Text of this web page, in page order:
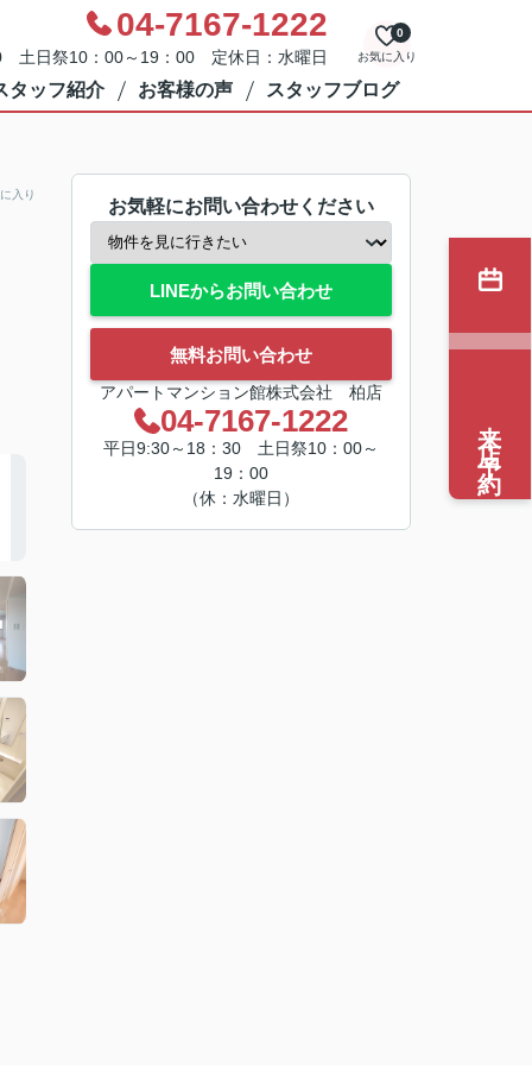
04-7167-1222
土日祭10：00～19：00 定休日：水曜日 お気に入り
0
タッフ紹介 お客様の声 スタッフブログ
入り
お気軽にお問い合わせください
LINEからお問い合わせ
無料お問い合わせ
アパートマンション館株式会社 柏店
04-7167-1222
平日9:30～18：30 土日祭10：00～
19：00
（休：水曜日）
来店予約